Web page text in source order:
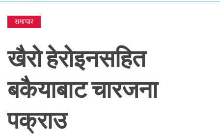
समाचार
खैरो हेरोइनसहित
बकैयाबाट चारजना
पक्राउ